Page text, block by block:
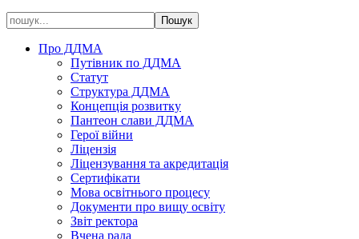
Про ДДМА
Путівник по ДДМА
Статут
Структура ДДМА
Концепція розвитку
Пантеон слави ДДМА
Герої війни
Ліцензія
Ліцензування та акредитація
Сертифікати
Мова освітнього процесу
Документи про вищу освіту
Звіт ректора
Вчена рада